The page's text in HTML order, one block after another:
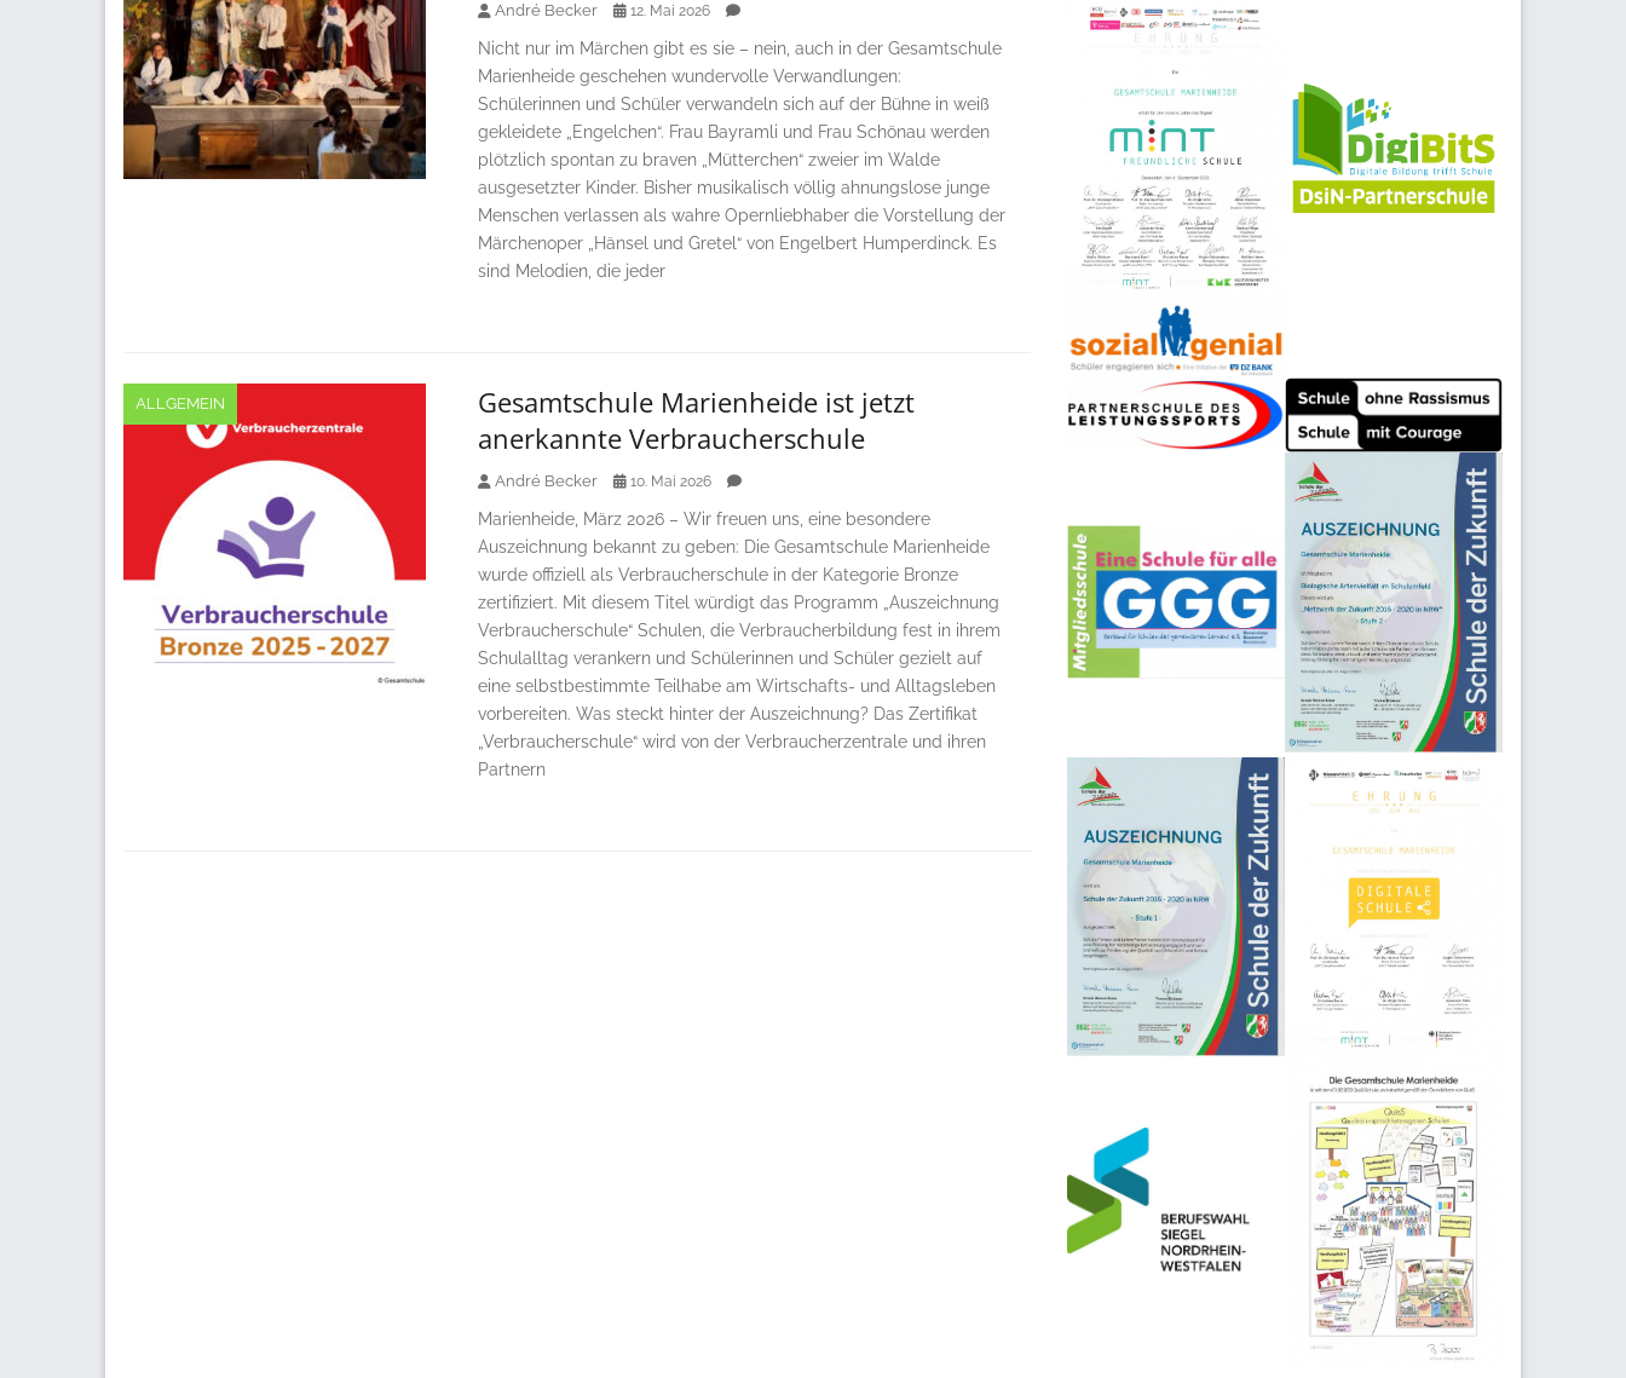
André Becker 12. Mai 2026
Nicht nur im Märchen gibt es sie – nein, auch in der Gesamtschule
Marienheide geschehen wundervolle Verwandlungen:
Schülerinnen und Schüler verwandeln sich auf der Bühne in weiß
gekleidete „Engelchen“. Frau Bayramli und Frau Schönau werden
plötzlich spontan zu braven „Mütterchen“ zweier im Walde
ausgesetzter Kinder. Bisher musikalisch völlig ahnungslose junge
Menschen verlassen als wahre Opernliebhaber die Vorstellung der
Märchenoper „Hänsel und Gretel“ von Engelbert Humperdinck. Es
sind Melodien, die jeder
ALLGEMEIN
Gesamtschule Marienheide ist jetzt
anerkannte Verbraucherschule
André Becker 10. Mai 2026
Marienheide, März 2026 – Wir freuen uns, eine besondere
Auszeichnung bekannt zu geben: Die Gesamtschule Marienheide
wurde offiziell als Verbraucherschule in der Kategorie Bronze
zertifiziert. Mit diesem Titel würdigt das Programm „Auszeichnung
Verbraucherschule“ Schulen, die Verbraucherbildung fest in ihrem
Schulalltag verankern und Schülerinnen und Schüler gezielt auf
eine selbstbestimmte Teilhabe am Wirtschafts- und Alltagsleben
vorbereiten. Was steckt hinter der Auszeichnung? Das Zertifikat
„Verbraucherschule“ wird von der Verbraucherzentrale und ihren
Partnern